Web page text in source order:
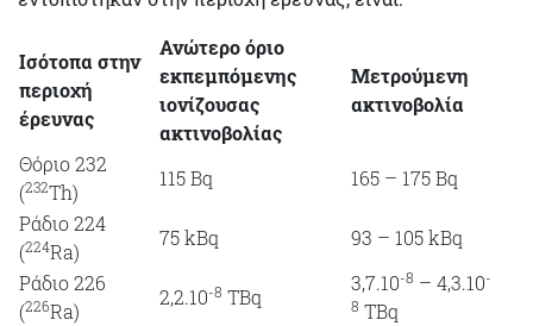
Ισότοπα στην
περιοχή
έρευνας
Ανώτερο όριο
εκπεμπόμενης
ιονίζουσας
ακτινοβολίας
Μετρούμενη
ακτινοβολία
Θόριο 232
(232Th)
115 Bq
165 – 175 Bq
Ράδιο 224
(224Ra)
75 kBq
93 – 105 kBq
Ράδιο 226
(226Ra)
2,2.10-8 TBq
3,7.10-8 – 4,3.10-
8 TBq